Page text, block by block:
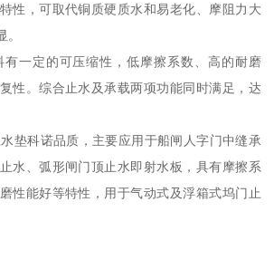
性，可取代铜质硬质水和易老化、摩阻力大
有一定的可压缩性，低摩擦系数、高的耐磨
性。综合止水及承载两项功能同时满足，达
垫科诺品质，主要应用于船闸人字门中缝承
水、弧形闸门顶止水即射水板，具有摩擦系
性能好等特性，用于气动式及浮箱式坞门止